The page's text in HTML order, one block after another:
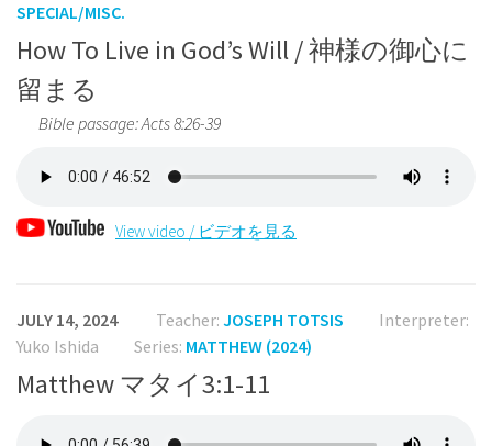
SPECIAL/MISC.
How To Live in God’s Will / 神様の御心に
留まる
Bible passage: Acts 8:26-39
View video / ビデオを見る
JULY 14, 2024 Teacher: JOSEPH TOTSIS
Interpreter:
Yuko Ishida
Series: MATTHEW (2024)
Matthew マタイ3:1-11